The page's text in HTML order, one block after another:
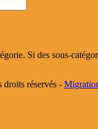
Si des sous-
droits réservés -